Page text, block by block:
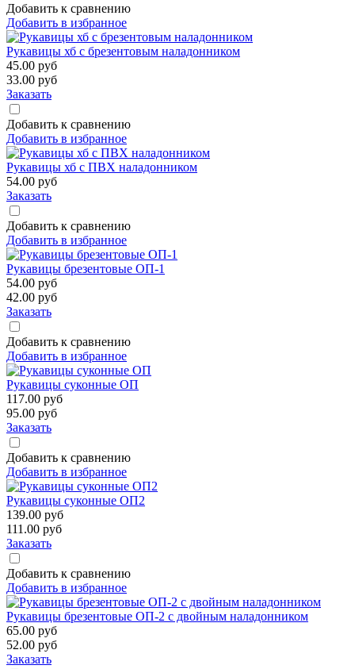
Добавить к сравнению
Добавить в избранное
Рукавицы хб с брезентовым наладонником
45.00 руб
33.00 руб
Заказать
Добавить к сравнению
Добавить в избранное
Рукавицы хб с ПВХ наладонником
54.00 руб
Заказать
Добавить к сравнению
Добавить в избранное
Рукавицы брезентовые ОП-1
54.00 руб
42.00 руб
Заказать
Добавить к сравнению
Добавить в избранное
Рукавицы суконные ОП
117.00 руб
95.00 руб
Заказать
Добавить к сравнению
Добавить в избранное
Рукавицы суконные ОП2
139.00 руб
111.00 руб
Заказать
Добавить к сравнению
Добавить в избранное
Рукавицы брезентовые ОП-2 с двойным наладонником
65.00 руб
52.00 руб
Заказать